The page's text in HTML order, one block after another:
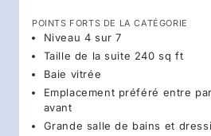
POINTS FORTS DE LA CATÉGORIE
Niveau 4 sur 7
Taille de la suite 240 sq ft
Baie vitrée
Emplacement préféré entre
avant
Grande salle de bains et